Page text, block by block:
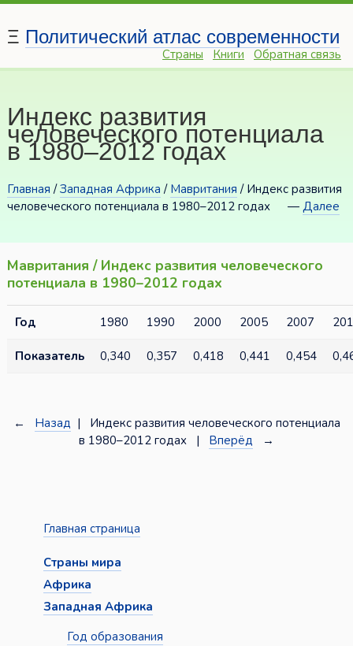
Ξ Политический атлас современности
Страны Книги Обратная связь
Индекс развития
человеческого потенциала
в 1980–2012 годах
Главная /Западная Африка / Мавритания / Индекс развития
человеческого потенциала в 1980–2012 годах
—Далее
Мавритания / Индекс развития человеческого
потенциала в 1980–2012 годах
Год 1980 1990 2000 2005 2007
Показатель 0,340 0,357 0,418 0,441 0,454
← Назад | Индекс развития человеческого потенциала
в 1980–2012 годах | Вперёд →
Главная страница
Страны мира
Африка
Западная Африка
Год образования